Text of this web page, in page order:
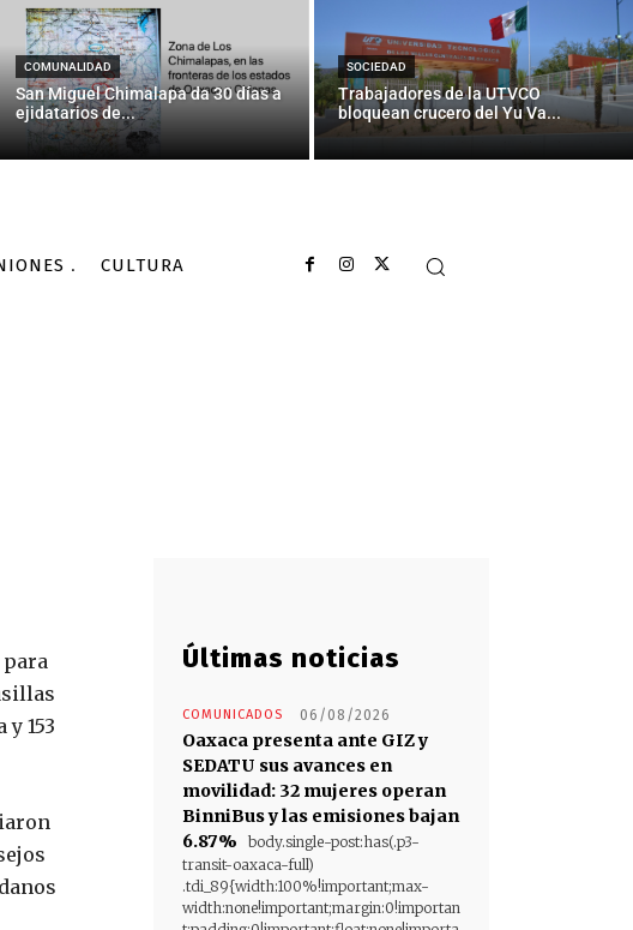
COMUNALIDAD
San Miguel Chimalapa da 30 días a
ejidatarios de...
SOCIEDAD
Trabajadores de la UTVCO
bloquean crucero del Yu Va...
CULTURA
153
Últimas noticias
COMUNICADOS 06/08/2026
Oaxaca presenta ante GIZ y
SEDATU sus avances en
movilidad: 32 mujeres operan
BinniBus y las emisiones bajan
6.87%
body.single-post:has(.p3-
transit-oaxaca-full)
.tdi_89{width:100%!important;max-
width:none!important;margin:0!importan